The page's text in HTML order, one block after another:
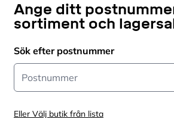
Ange ditt
sortiment och
Sök efter postnummer
Postnummer
Eller Välj butik från lista